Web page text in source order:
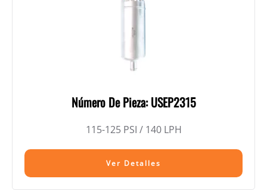
Número De Pieza: USEP2315
115-125 PSI / 140 LPH
Ver Detalles